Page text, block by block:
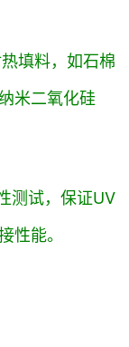
填料，如石棉
米二氧化硅
试， 保证UV
性能。